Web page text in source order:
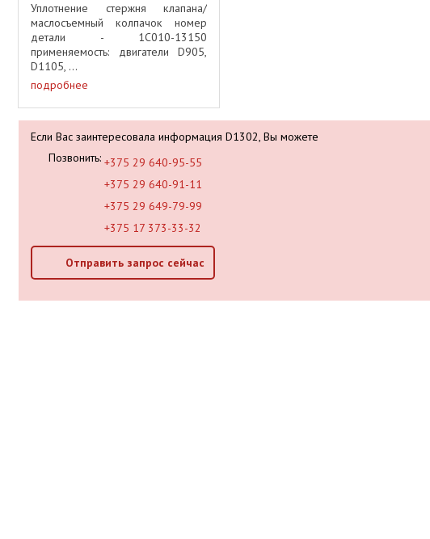
Уплотнение стержня клапана/
маслосъемный колпачок номер
детали - 1C010-13150
применяемость: двигатели D905,
D1105, ...
подробнее
Если Вас заинтересовала информация D1302, Вы можете
Позвонить: +375 29 640-95-55
+375 29 640-91-11
+375 29 649-79-99
+375 17 373-33-32
Отправить запрос сейчас